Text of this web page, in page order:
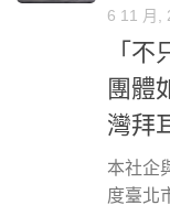
6 11 月,
「
團體
灣拜
本社企
度臺北